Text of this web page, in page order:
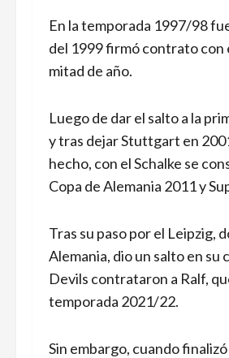
En la temporada 1997/98
del 1999 firmó contrato con
mitad de año.
Luego de dar el salto a la
y tras dejar Stuttgart en
hecho, con el Schalke se
Copa de Alemania 2011 y
Tras su paso por el Leipzig,
Alemania, dio un salto en
Devils contrataron a Ralf,
temporada 2021/22.
Sin embargo, cuando